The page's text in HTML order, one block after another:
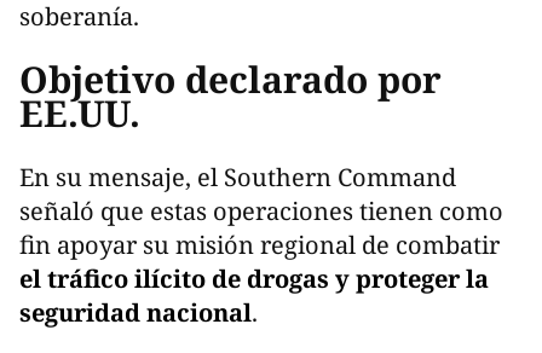
soberanía.
Objetivo declarado por
EE.UU.
En su mensaje, el Southern Command
señaló que estas operaciones tienen como
fin apoyar su misión regional de combatir
el tráfico ilícito de drogas y proteger la
seguridad nacional.